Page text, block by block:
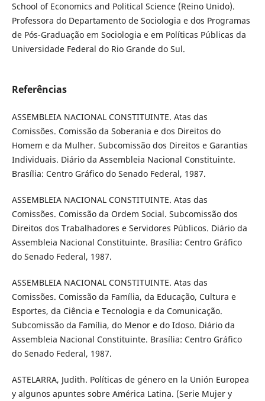
School of Economics and Political Science (Reino Unido).
Professora do Departamento de Sociologia e dos Programas
de Pós-Graduação em Sociologia e em Políticas Públicas da
Universidade Federal do Rio Grande do Sul.
Referências
ASSEMBLEIA NACIONAL CONSTITUINTE. Atas das
Comissões. Comissão da Soberania e dos Direitos do
Homem e da Mulher. Subcomissão dos Direitos e Garantias
Individuais. Diário da Assembleia Nacional Constituinte.
Brasília: Centro Gráfico do Senado Federal, 1987.
ASSEMBLEIA NACIONAL CONSTITUINTE. Atas das
Comissões. Comissão da Ordem Social. Subcomissão dos
Direitos dos Trabalhadores e Servidores Públicos. Diário da
Assembleia Nacional Constituinte. Brasília: Centro Gráfico
do Senado Federal, 1987.
ASSEMBLEIA NACIONAL CONSTITUINTE. Atas das
Comissões. Comissão da Família, da Educação, Cultura e
Esportes, da Ciência e Tecnologia e da Comunicação.
Subcomissão da Família, do Menor e do Idoso. Diário da
Assembleia Nacional Constituinte. Brasília: Centro Gráfico
do Senado Federal, 1987.
ASTELARRA, Judith. Políticas de género en la Unión Europea
y algunos apuntes sobre América Latina. (Serie Mujer y